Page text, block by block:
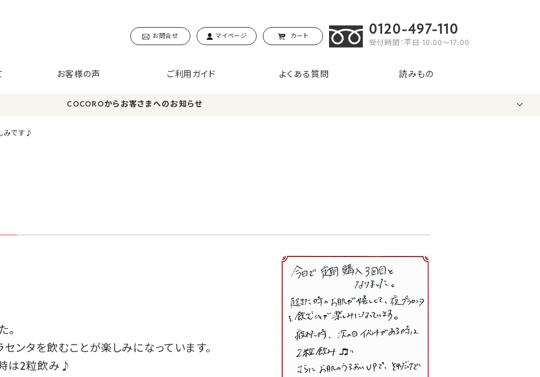
お問合せ マイページ カート 0120-497-110
受付時間：平日 10:00〜17:00
お客様の声 ご利用ガイド よくある質問 読みもの
COCOROからお客さまへのお知らせ
みです♪
。
ンタを飲むことが楽しみになっています。
は2粒飲み♪